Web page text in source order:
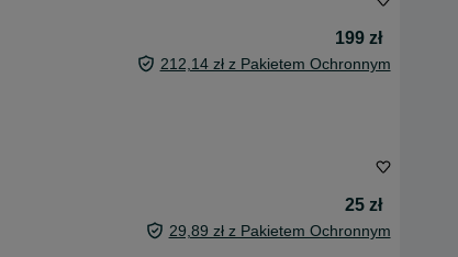
199 zł
212,14 zł z Pakietem Ochronnym
25 zł
29,89 zł z Pakietem Ochronnym